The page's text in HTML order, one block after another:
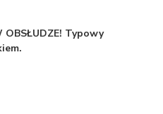
OBSŁUDZE! Typowy